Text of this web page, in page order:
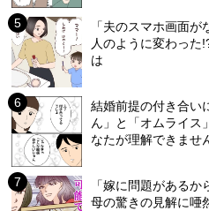
「夫のスマホ画面
人のように変わった
は
結婚前提の付き合
ん」と「オムライス
なたが理解できませ
「嫁に問題がある
母の驚きの見解に唖